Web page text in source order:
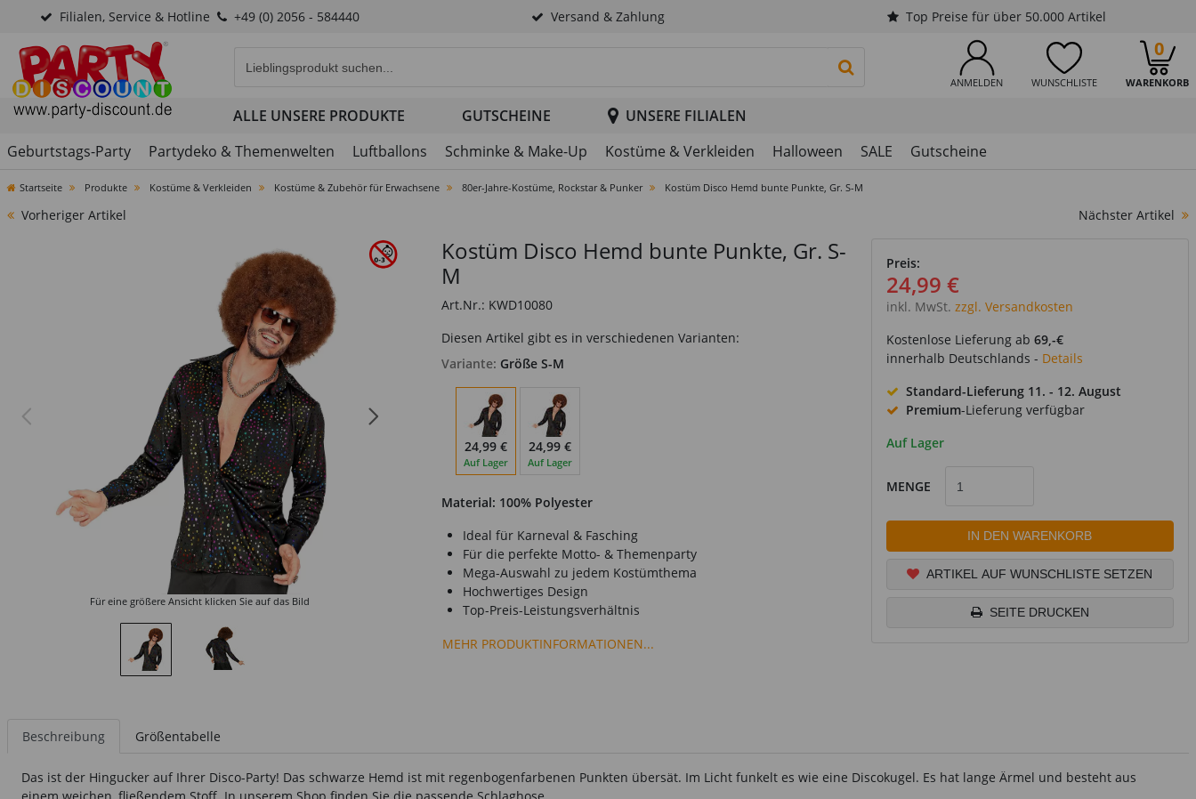
Filialen, Service & Hotline +49 (0) 2056 - 584440 Versand & Zahlung Top Preise für über 50.000 Artikel
ANMELDEN WUNSCHLISTE WARENKORB
0
PRODUKTSUCHE STARTEN
ALLE UNSERE PRODUKTE GUTSCHEINE
UNSERE FILIALEN
Geburtstags-Party
Partydeko & Themenwelten Luftballons Schminke & Make-Up Kostüme & Verkleiden Halloween SALE Gutscheine
Startseite Produkte Kostüme & Verkleiden Kostüme & Zubehör für Erwachsene 80er-Jahre-Kostüme, Rockstar & Punker Kostüm Disco Hemd bunte Punkte, Gr. S-M
Vorheriger Artikel Nächster Artikel
Für eine größere Ansicht klicken Sie auf das Bild
Kostüm Disco Hemd bunte Punkte, Gr. S-
M
Art.Nr.: KWD10080
Diesen Artikel gibt es in verschiedenen Varianten:
Variante: Größe S-M
24,99 €
Auf Lager
24,99 €
Auf Lager
Material: 100% Polyester
Ideal für Karneval & Fasching
Für die perfekte Motto- & Themenparty
Mega-Auswahl zu jedem Kostümthema
Hochwertiges Design
Top-Preis-Leistungsverhältnis
MEHR PRODUKTINFORMATIONEN...
Preis:
24,99 €
inkl. MwSt. zzgl. Versandkosten
Kostenlose Lieferung ab 69,-€
innerhalb Deutschlands - Details
Standard-Lieferung 11. - 12. August
Premium-Lieferung verfügbar
Auf Lager
MENGE
IN DEN WARENKORB
ARTIKEL AUF WUNSCHLISTE SETZEN
SEITE DRUCKEN
Beschreibung Größentabelle
Das ist der Hingucker auf Ihrer Disco-Party! Das schwarze Hemd ist mit regenbogenfarbenen Punkten übersät. Im Licht funkelt es wie eine Discokugel. Es hat lange Ärmel und besteht aus